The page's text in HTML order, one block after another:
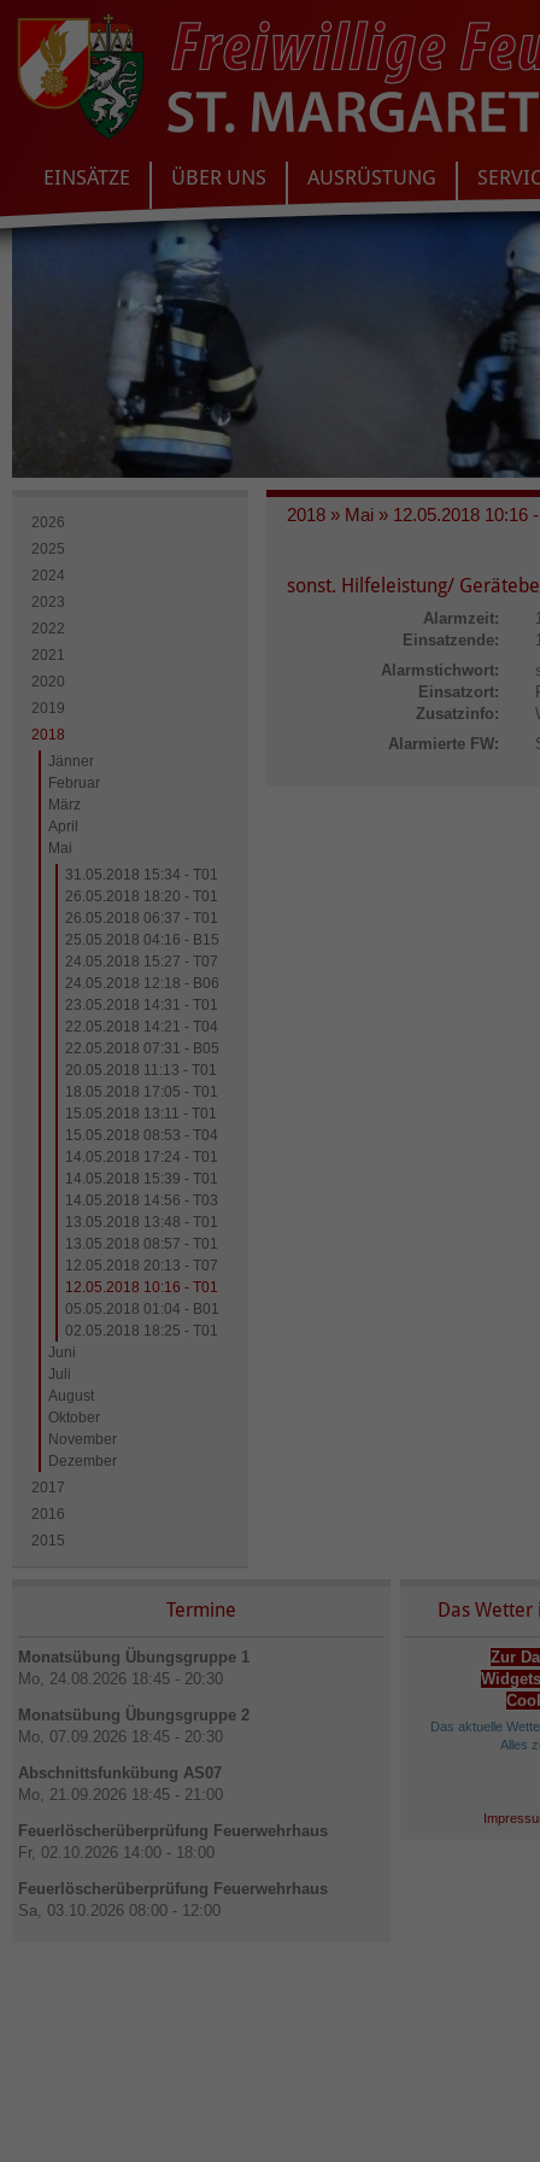
EINSÄTZE ÜBER UNS AUSRÜSTUNG
2026
2025
2024
2023
2022
2021
2020
2019
2018
Jänner
Februar
März
April
Mai
31.05.2018 15:34 - T01
26.05.2018 18:20 - T01
26.05.2018 06:37 - T01
25.05.2018 04:16 - B15
24.05.2018 15:27 - T07
24.05.2018 12:18 - B06
23.05.2018 14:31 - T01
22.05.2018 14:21 - T04
22.05.2018 07:31 - B05
20.05.2018 11:13 - T01
18.05.2018 17:05 - T01
15.05.2018 13:11 - T01
15.05.2018 08:53 - T04
14.05.2018 17:24 - T01
14.05.2018 15:39 - T01
14.05.2018 14:56 - T03
13.05.2018 13:48 - T01
13.05.2018 08:57 - T01
12.05.2018 20:13 - T07
12.05.2018 10:16 - T01
05.05.2018 01:04 - B01
02.05.2018 18:25 - T01
Juni
Juli
August
Oktober
November
Dezember
2017
2016
2015
2018 » Mai » 12.05.2018 10:16
sonst. Hilfeleistung/
Alarmzeit:
Einsatzende:
Alarmstichwort:
Einsatzort:
Zusatzinfo:
Alarmierte FW:
Termine
Monatsübung Übungsgruppe 1
Mo, 24.08.2026 18:45 - 20:30
Monatsübung Übungsgruppe 2
Mo, 07.09.2026 18:45 - 20:30
Abschnittsfunkübung AS07
Mo, 21.09.2026 18:45 - 21:00
Feuerlöscherüberprüfung Feuerwehrhaus
Fr, 02.10.2026 14:00 - 18:00
Feuerlöscherüberprüfung Feuerwehrhaus
Sa, 03.10.2026 08:00 - 12:00
Das Wetter
Zur
Das aktuelle
Alles